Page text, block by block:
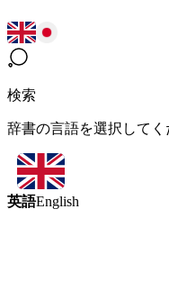
検索
辞書の言語を選択してく
英語English